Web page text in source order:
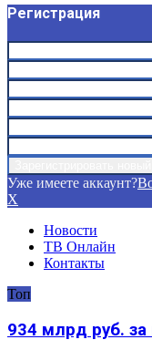
Регистрация
Уже имеете аккаунт?
X
Новости
ТВ Онлайн
Контакты
Топ
934 млрд руб.